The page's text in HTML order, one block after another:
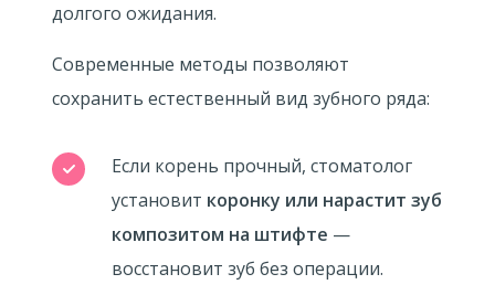
долгого ожидания.
Современные методы позволяют
сохранить естественный вид зубного ряда:
Если корень прочный, стоматолог
установит коронку или нарастит зуб
композитом на штифте —
восстановит зуб без операции.